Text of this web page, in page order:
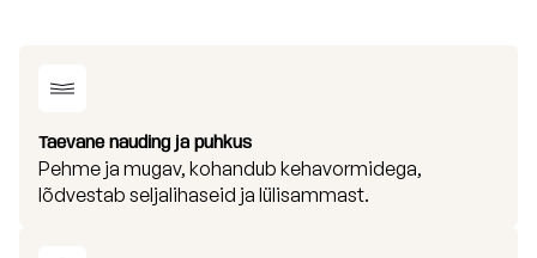
Taevane nauding ja puhkus
Pehme ja mugav, kohandub kehavormidega,
lõdvestab seljalihaseid ja lülisammast.